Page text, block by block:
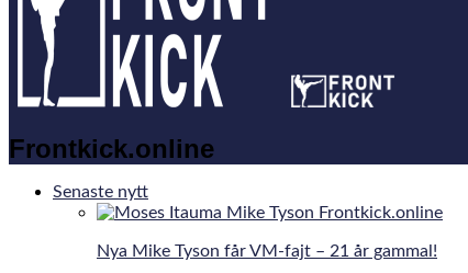
Frontkick.online
Senaste nytt
Nya Mike Tyson får VM-fajt – 21 år gammal!